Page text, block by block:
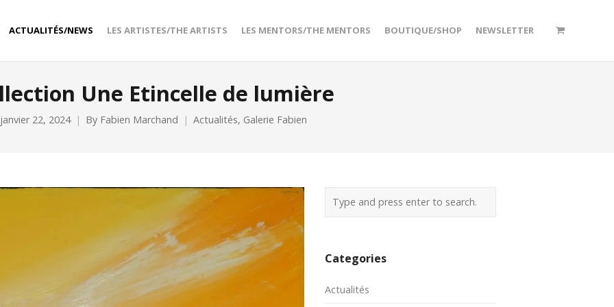
ACTUALITÉS/NEWS LES ARTISTES/THE ARTISTS LES MENTORS/THE MENTORS BOUTIQUE/SHOP NEWSLETTER
Une Etincelle de lumière
janvier 22, 2024 By Fabien Marchand Actualités, Galerie Fabien
Categories
Actualités